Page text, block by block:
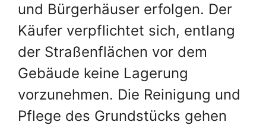
und Bürgerhäuser erfolgen. Der
Käufer verpflichtet sich, entlang
der Straßenflächen vor dem
Gebäude keine Lagerung
vorzunehmen. Die Reinigung und
Pflege des Grundstücks gehen